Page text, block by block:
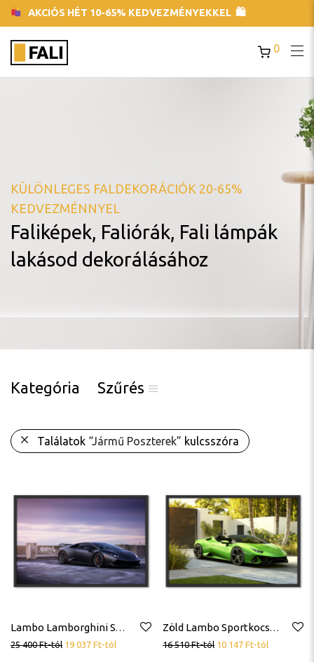
AKCIÓS HÉT 10-65% KEDVEZMÉNYEKKEL 🛍
0
KÜLÖNLEGES FALDEKORÁCIÓK 20-65%
KEDVEZMÉNNYEL
Faliképek, Faliórák, Fali lámpák
lakásod dekorálásához
Kategória Szűrés
Találatok “Jármű Poszterek” kulcsszóra
Lambo Lamborghini Sport Autó Poszter
25 400Ft-tól 19 037 Ft-tól
Zöld Lambo Sportkocsi Sportautó Lamborghini Poszter
16 510Ft-tól 10 147 Ft-tól